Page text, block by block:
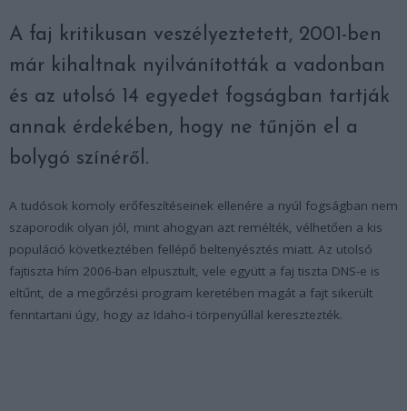
A faj kritikusan veszélyeztetett, 2001-ben
már kihaltnak nyilvánították a vadonban
és az utolsó 14 egyedet fogságban tartják
annak érdekében, hogy ne tűnjön el a
bolygó színéről.
A tudósok komoly erőfeszítéseinek ellenére a nyúl fogságban nem
szaporodik olyan jól, mint ahogyan azt remélték, vélhetően a kis
populáció következtében fellépő beltenyésztés miatt. Az utolsó
fajtiszta hím 2006-ban elpusztult, vele együtt a faj tiszta DNS-e is
eltűnt, de a megőrzési program keretében magát a fajt sikerült
fenntartani úgy, hogy az Idaho-i törpenyúllal keresztezték.